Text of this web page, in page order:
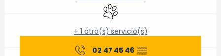
Se aceptan animales
+ 1 otro(s) servicio(s)
02 47 45 46 ▒▒